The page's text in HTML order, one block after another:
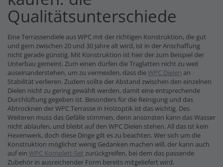
Qualitätsunterschiede
Eine Terrassendiele aus WPC mit der richtigen Konstruktion, die gut
und gern zwischen 20 und 30 Jahre alt wird, ist in der Anschaffung
nicht gerade günstig. Mit Konstruktion ist hier der zum Beispiel der
Unterbau gemeint. Zum einen dürfen die Traglatten nicht zu weit
auseinanderstehen, um zu vermeiden, dass dieWPC Dielen an
Stabilität verlieren. Zudem sollte der Abstand zwischen den einzelnen
Dielen nicht zu gering gewählt werden, damit eine entsprechende
Durchlüftung gegeben ist. Besonders für die Reinigung und das
Abtrocknen der WPC Terrasse in Holzoptik ist das wichtig. Des
Weiteren muss das Gefälle stimmen, denn ansonsten kann das Wasser
nicht ablaufen, und bleibt auf den WPC Dielen stehen. All das ist kein
Hexenwerk, doch diese Dinge gilt es zu beachten. Wer sich um die
Konstruktion möglichst wenig Gedanken machen will, der kann auch
auf ein WPC Komplett-Set zurückgreifen, bei dem das passende
Zubehör in ausreichender Form bereits mitgeliefert wird.